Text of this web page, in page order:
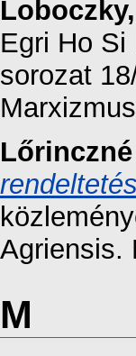
Egri Ho Si
sorozat
Agriensis.
M